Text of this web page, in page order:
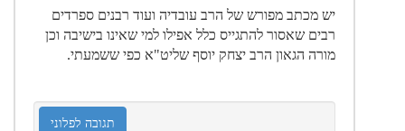
יש מכתב מפורש של הרב עובדיה ועוד רבנים ספרדים
רבים שאסור להתגייס כלל אפילו למי שאינו בישיבה וכן
מורה הגאון הרב יצחק יוסף שליט"א כפי ששמעתי.
תגובה לפלוני